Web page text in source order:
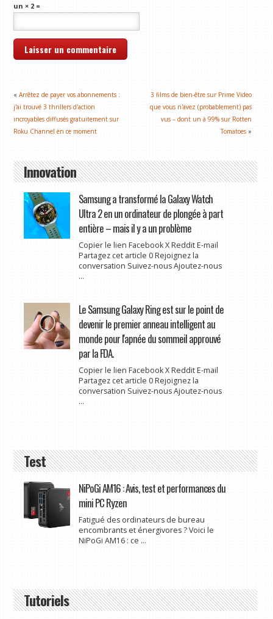
un × 2 =
«Arrêtez de payer vos abonnements :
j'ai trouvé 3 thrillers d'action
incroyables diffusés gratuitement sur
Roku Channel en ce moment
3 films de bien-être sur Prime Video
que vous n'avez (probablement) pas
vus – dont un à 99% sur Rotten
Tomatoes »
Innovation
Samsung a transformé la Galaxy Watch
Ultra 2 en un ordinateur de plongée à part
entière – mais il y a un problème
Copier le lien Facebook X Reddit E-mail
Partagez cet article 0 Rejoignez la
conversation Suivez-nous Ajoutez-nous
...
Le Samsung Galaxy Ring est sur le point de
devenir le premier anneau intelligent au
monde pour l'apnée du sommeil approuvé
par la FDA.
Copier le lien Facebook X Reddit E-mail
Partagez cet article 0 Rejoignez la
conversation Suivez-nous Ajoutez-nous
...
Test
NiPoGi AM16 : Avis, test et performances du
mini PC Ryzen
Fatigué des ordinateurs de bureau
encombrants et énergivores ? Voici le
NiPoGi AM16 : ce ...
Tutoriels